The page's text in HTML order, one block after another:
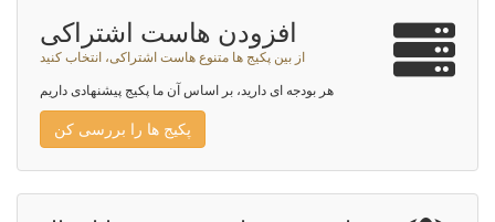
افزودن هاست اشتراکی
از بین پکیج ها متنوع هاست اشتراکی، انتخاب کنید
هر بودجه ای دارید، بر اساس آن ما پکیج پیشنهادی داریم
پکیج ها را بررسی کن